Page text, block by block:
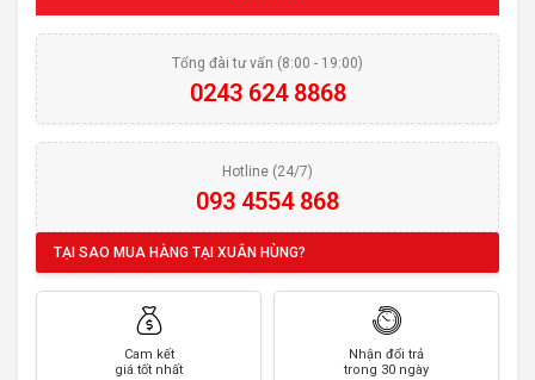
Tổng đài tư vấn (8:00 - 19:00)
0243 624 8868
Hotline (24/7)
093 4554 868
TẠI SAO MUA HÀNG TẠI XUÂN HÙNG?
Cam kết
giá tốt nhất
Nhận đổi trả
trong 30 ngày